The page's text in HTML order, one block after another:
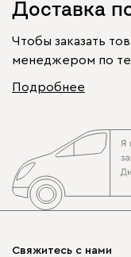
Доставка
Чтобы заказать
менеджером по
Подробнее
Свяжитесь с нами